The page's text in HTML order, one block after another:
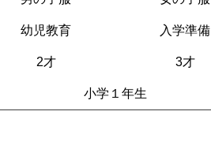
幼児教育 入学準備
2才 3才
小学１年生